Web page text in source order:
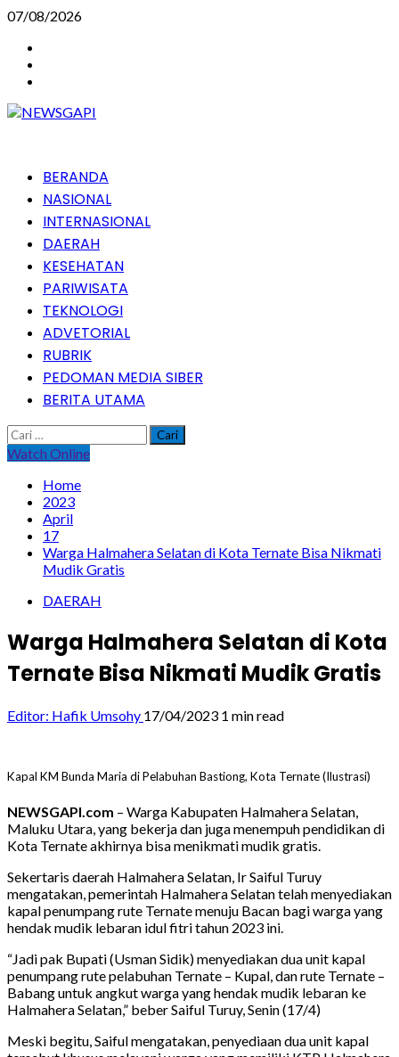
Skip
content
07/08/2026
PrimaryBERANDA
NASIONAL
INTERNASIONAL
DAERAH
KESEHATAN
PARIWISATA
TEKNOLOGI
ADVETORIAL
RUBRIK
PEDOMAN MEDIA SIBER
BERITA UTAMA
Cari
untuk:
Watch Online
Home
2023
April
17
Warga Halmahera Selatan di Kota Ternate Bisa Nikmati
Mudik Gratis
DAERAH
Warga Halmahera Selatan di Kota
Ternate Bisa Nikmati Mudik Gratis
Editor: Hafik Umsohy 17/04/2023 1 min read
Kapal KM Bunda Maria di Pelabuhan Bastiong, Kota Ternate (Ilustrasi)
NEWSGAPI.com – Warga Kabupaten Halmahera Selatan,
Maluku Utara, yang bekerja dan juga menempuh pendidikan di
Kota Ternate akhirnya bisa menikmati mudik gratis.
Sekertaris daerah Halmahera Selatan, Ir Saiful Turuy
mengatakan, pemerintah Halmahera Selatan telah menyediakan
kapal penumpang rute Ternate menuju Bacan bagi warga yang
hendak mudik lebaran idul fitri tahun 2023 ini.
“Jadi pak Bupati (Usman Sidik) menyediakan dua unit kapal
penumpang rute pelabuhan Ternate – Kupal, dan rute Ternate –
Babang untuk angkut warga yang hendak mudik lebaran ke
Halmahera Selatan,” beber Saiful Turuy, Senin (17/4)
Meski begitu, Saiful mengatakan, penyediaan dua unit kapal